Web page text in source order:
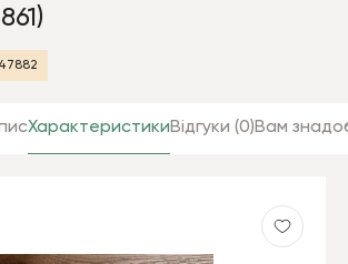
47882
ХарактеристикиВідгуки (0)Вам